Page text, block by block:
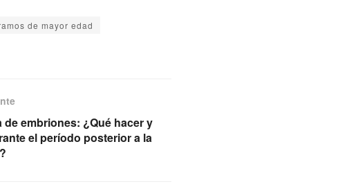
de mayor edad
de embriones: ¿Qué hacer y
el período posterior a la